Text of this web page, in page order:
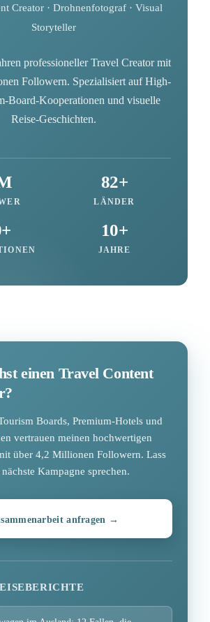
Creator · Drohnenfotograf · Visual
Storyteller
professioneller Travel Creator mit
Followern. Spezialisiert auf High-
Board-Kooperationen und visuelle
Reise-Geschichten.
82+
LÄNDER
10+
JAHRE
einen Travel Content
Boards, Premium-Hotels und
vertrauen meinen hochwertigen
über 4,2 Millionen Followern. Lass
Kampagne sprechen.
anfragen →